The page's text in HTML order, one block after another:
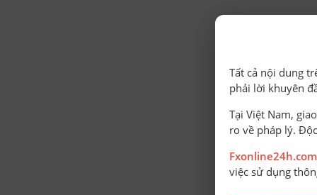
Tất cả nội dung
phải lời khuyên
Tại Việt Nam,
ro về pháp lý.
Fxonline24h.com
việc sử dụng